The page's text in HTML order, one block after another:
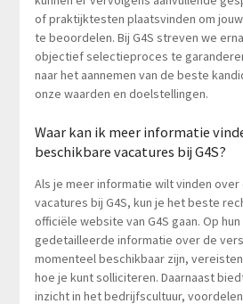
of praktijktesten plaatsvinden om
te beoordelen. Bij G4S streven we
objectief selectieproces te
naar het aannemen van de beste
onze waarden en doelstellingen.
Waar kan ik meer informatie
beschikbare vacatures bij G4S?
Als je meer informatie wilt vinden
vacatures bij G4S, kun je het beste
officiële website van G4S gaan. Op
gedetailleerde informatie over de
momenteel beschikbaar zijn,
hoe je kunt solliciteren. Daarnaast
inzicht in het bedrijfscultuur,